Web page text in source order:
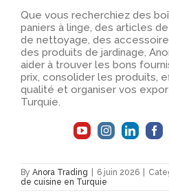
Que vous recherchiez des
paniers à linge, des articles
de nettoyage, des
des produits de jardinage,
aider à trouver les bons
prix, consolider les produits,
qualité et organiser vos
Turquie.
By Anora Trading 6 juin 2026
de cuisine en Turquie